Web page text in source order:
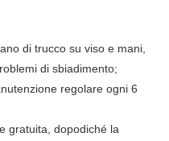
di trucco su viso e mani,
di sbiadimento;
regolare ogni 6
gratuita, dopodiché la